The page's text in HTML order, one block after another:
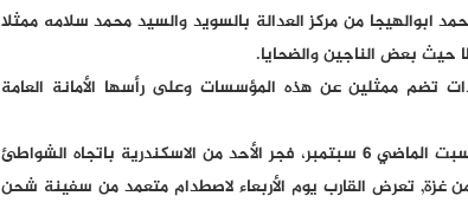
ابوالهيجا من مركز العدالة بالسويد والسيد محمد سلامه ممثلا
حيث بعض الناجين والضحايا.
تضم ممثلين عن هذه المؤسسات وعلى رأسها الأمانة العامة
وكان مركب يحمل عدداً كبيراً من الغزيين انطلق مساء السبت الماضي 6 سبتمبر، فجر الأحد من الاسكندرية باتجاه الشواطئ
راكب، العشرات منهم من غزة, تعرض القارب يوم الأربعاء لاصطدام متعمد من سفينة شحن